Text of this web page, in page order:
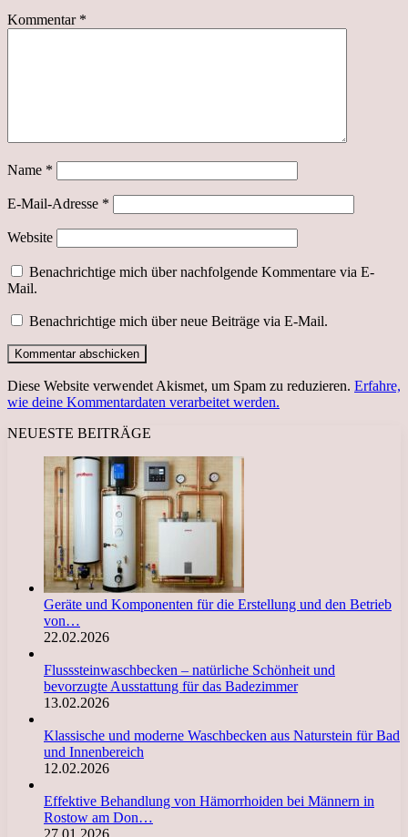
Kommentar *
Name *
E-Mail-Adresse *
Website
Benachrichtige mich über nachfolgende Kommentare via E-
Mail.
Benachrichtige mich über neue Beiträge via E-Mail.
Diese Website verwendet Akismet, um Spam zu reduzieren. Erfahre,
wie deine Kommentardaten verarbeitet werden.
NEUESTE BEITRÄGE
Geräte und Komponenten für die Erstellung und den Betrieb
von…
22.02.2026
Flusssteinwaschbecken – natürliche Schönheit und
bevorzugte Ausstattung für das Badezimmer
13.02.2026
Klassische und moderne Waschbecken aus Naturstein für Bad
und Innenbereich
12.02.2026
Effektive Behandlung von Hämorrhoiden bei Männern in
Rostow am Don…
27.01.2026